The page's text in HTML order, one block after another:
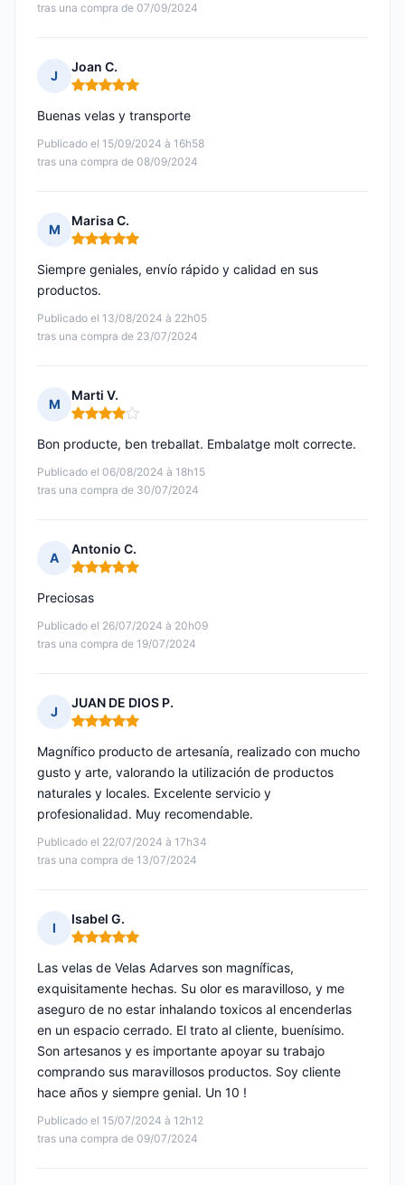
tras una compra de 07/09/2024
J
Joan C.
Nota: 5 de 5
Publicado el 15/09/2024 à 16h58
tras una compra de 08/09/2024
Buenas velas y transporte
M
Marisa C.
Nota: 5 de 5
Publicado el 13/08/2024 à 22h05
tras una compra de 23/07/2024
Siempre geniales, envío rápido y calidad en sus
productos.
M
Marti V.
Nota: 4 de 5
Publicado el 06/08/2024 à 18h15
tras una compra de 30/07/2024
Bon producte, ben treballat. Embalatge molt correcte.
A
Antonio C.
Nota: 5 de 5
Publicado el 26/07/2024 à 20h09
tras una compra de 19/07/2024
Preciosas
J
JUAN DE DIOS P.
Nota: 5 de 5
Publicado el 22/07/2024 à 17h34
tras una compra de 13/07/2024
Magnífico producto de artesanía, realizado con mucho
gusto y arte, valorando la utilización de productos
naturales y locales. Excelente servicio y
profesionalidad. Muy recomendable.
I
Isabel G.
Nota: 5 de 5
Publicado el 15/07/2024 à 12h12
tras una compra de 09/07/2024
Las velas de Velas Adarves son magníficas,
exquisitamente hechas. Su olor es maravilloso, y me
aseguro de no estar inhalando toxicos al encenderlas
en un espacio cerrado. El trato al cliente, buenísimo.
Son artesanos y es importante apoyar su trabajo
comprando sus maravillosos productos. Soy cliente
hace años y siempre genial. Un 10 !